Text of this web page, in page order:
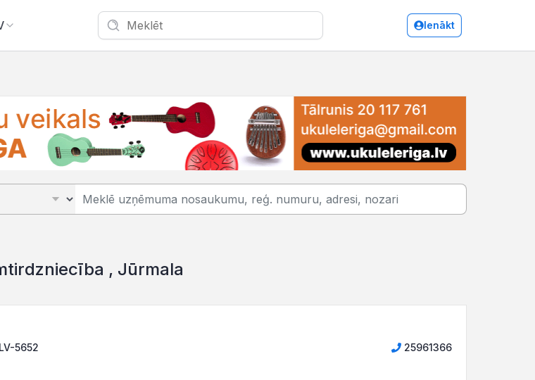
Ienākt
Jūrmala/Konditorejas izstrādājumu, saldumu vairumtirdzniecība
, Jūrmala
5652 25961366